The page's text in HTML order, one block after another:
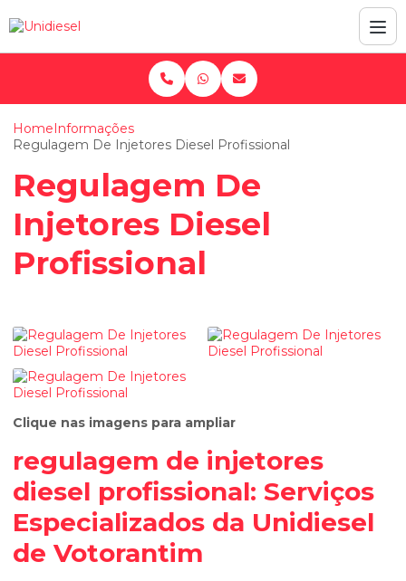
HomeInformações
Regulagem De Injetores Diesel Profissional
Regulagem De
Injetores Diesel
Profissional
Clique nas imagens para ampliar
regulagem de injetores
diesel profissional: Serviços
Especializados da Unidiesel
de Votorantim